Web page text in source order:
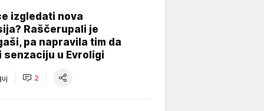
izgledati nova
Raščerupali je
pa napravila tim da
senzaciju u Evroligi
2